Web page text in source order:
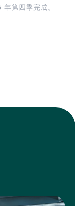
第四季完成。